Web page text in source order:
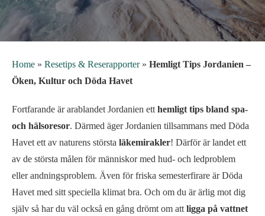
Home » Resetips & Reserapporter» Hemligt Tips Jordanien –
Öken, Kultur och Döda Havet
Fortfarande är arablandet Jordanien ett hemligt tips bland spa-
och hälsoresor. Därmed äger Jordanien tillsammans med Döda
Havet ett av naturens största läkemirakler! Därför är landet ett
av de största målen för människor med hud- och ledproblem
eller andningsproblem. Även för friska semesterfirare är Döda
Havet med sitt speciella klimat bra. Och om du är ärlig mot dig
själv så har du väl också en gång drömt om att ligga på vattnet